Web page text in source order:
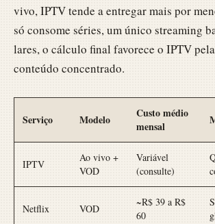
vivo, IPTV tende a entregar mais por
só consome séries, um único streaming
lares, o cálculo final favorece o IPTV
conteúdo concentrado.
Serviço Modelo
Custo médio
mensal
IPTV
Ao vivo +
VOD
Variável
(consulte)
Netflix VOD
~R$ 39 a R$
60